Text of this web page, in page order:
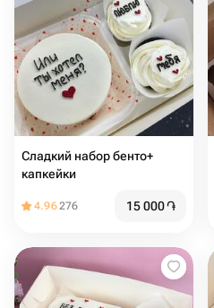
Сладкий набор бенто+
капкейки
4.96276 15 000֏